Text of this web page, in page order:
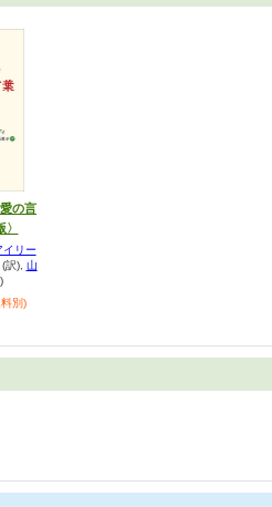
の言
イリー
(訳), 山
別)